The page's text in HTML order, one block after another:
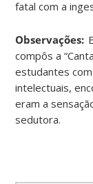
fatal com a
Observações:
compôs a
estudantes
intelectuais,
eram a
sedutora.